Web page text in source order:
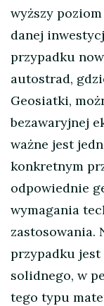
wyższy
danej
przypadku
autostrad,
Geosiatki,
bezawaryjnej
ważne jest
konkretnym
odpowiednie
wymagania
zastosowania.
przypadku jest
solidnego, w
tego typu